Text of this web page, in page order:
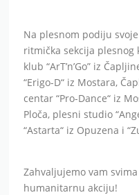
Na plesnom podiju
ritmička sekcija plesnog
klub “ArT’n’Go” iz
“Erigo-D“ iz Mostara,
centar “Pro-Dance“ iz
Ploča, plesni studio
“Astarta“ iz Opuzena i
Zahvaljujemo vam
humanitarnu akciju!